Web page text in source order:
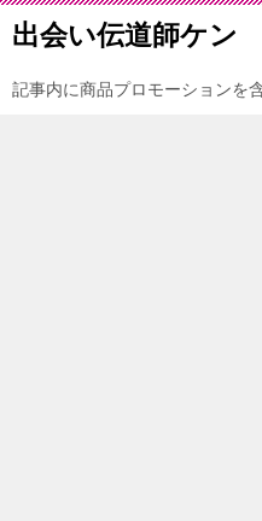
出会い伝道師ケン
記事内に商品プロモーションを